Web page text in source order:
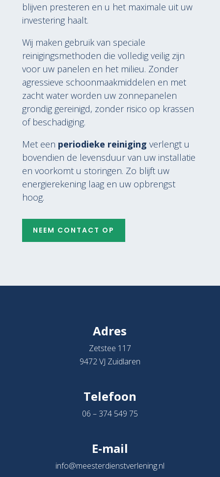
blijven presteren en u het maximale uit uw
investering haalt.
Wij maken gebruik van speciale
reinigingsmethoden die volledig veilig zijn
voor uw panelen en het milieu. Zonder
agressieve schoonmaakmiddelen en met
zacht water worden uw zonnepanelen
grondig gereinigd, zonder risico op krassen
of beschadiging.
Met een periodieke reiniging verlengt u
bovendien de levensduur van uw installatie
en voorkomt u storingen. Zo blijft uw
energierekening laag en uw opbrengst
hoog.
NEEM CONTACT OP
Adres
Zetstee 117
9472 VJ Zuidlaren
Telefoon
06 – 374 549 75
E-mail
info@meesterdienstverlening.nl